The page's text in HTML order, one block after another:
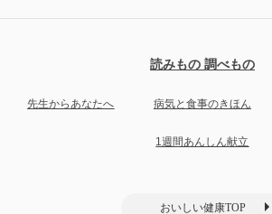
読みもの 調べもの
先生からあなたへ 病気と食事のきほん
1週間あんしん献立
おいしい健康TOP